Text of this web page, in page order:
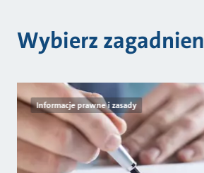
Wybierz
Informacje prawne i zasady